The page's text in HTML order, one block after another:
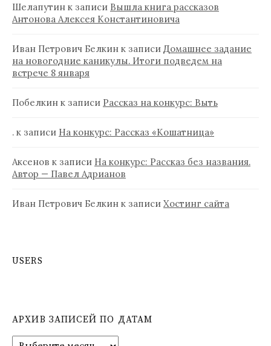
Шелапутин к записи Вышла книга рассказов
Антонова Алексея Константиновича
Иван Петрович Белкин к записи Домашнее задание
на новогодние каникулы. Итоги подведем на
встрече 8 января
Побелкин к записи Рассказ на конкурс: Выть
. к записи На конкурс: Рассказ «Кошатница»
Аксенов к записи На конкурс: Рассказ без названия.
Автор — Павел Адрианов
Иван Петрович Белкин к записи Хостинг сайта
USERS
АРХИВ ЗАПИСЕЙ ПО ДАТАМ